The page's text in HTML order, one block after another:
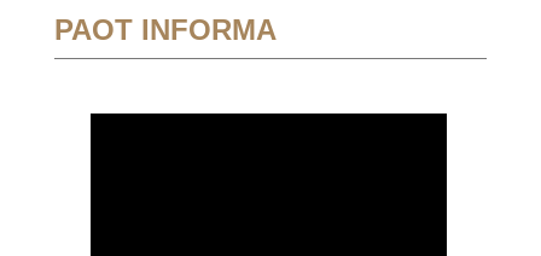
PAOT INFORMA